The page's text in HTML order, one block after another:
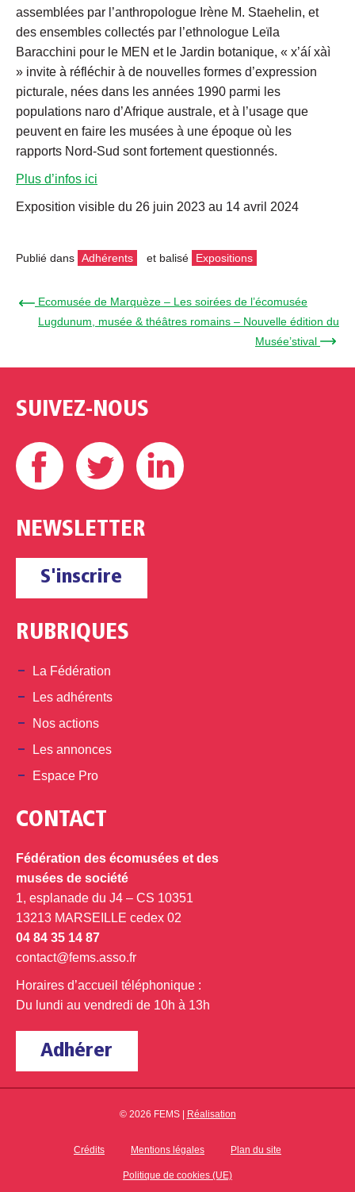
assemblées par l’anthropologue Irène M. Staehelin, et
des ensembles collectés par l’ethnologue Leïla
Baracchini pour le MEN et le Jardin botanique, « x’áí xàì
» invite à réfléchir à de nouvelles formes d’expression
picturale, nées dans les années 1990 parmi les
populations naro d’Afrique australe, et à l’usage que
peuvent en faire les musées à une époque où les
rapports Nord-Sud sont fortement questionnés.
Plus d’infos ici
Exposition visible du 26 juin 2023 au 14 avril 2024
Publié dans Adhérents et balisé Expositions
← Ecomusée de Marquèze – Les soirées de l’écomusée
Lugdunum, musée & théâtres romains – Nouvelle édition du
Musée’stival →
SUIVEZ-NOUS
Facebook Twitter
NEWSLETTER
S'inscrire
RUBRIQUES
La Fédération
Les adhérents
Nos actions
Les annonces
Espace Pro
CONTACT
Fédération des écomusées et des
musées de société
1, esplanade du J4 – CS 10351
13213 MARSEILLE cedex 02
04 84 35 14 87
contact@fems.asso.fr
Horaires d’accueil téléphonique :
Du lundi au vendredi de 10h à 13h
Adhérer
© 2026 FEMS | Réalisation
Crédits Mentions légales Plan du site
Politique de cookies (UE)